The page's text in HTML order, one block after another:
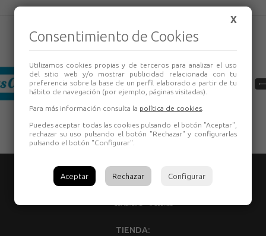
TIENDA:
X
Consentimiento de Cookies
Utilizamos cookies propias y de terceros para analizar el uso
del sitio web y/o mostrar publicidad relacionada con tu
preferencia sobre la base de un perfil elaborado a partir de tu
hábito de navegación (por ejemplo, páginas visitadas).
Para más información consulta la política de cookies
Puedes aceptar todas las cookies pulsando el botón "Aceptar",
rechazar su uso pulsando el botón "Rechazar" y configurarlas
pulsando el botón "Configurar".
Aceptar Rechazar Configurar